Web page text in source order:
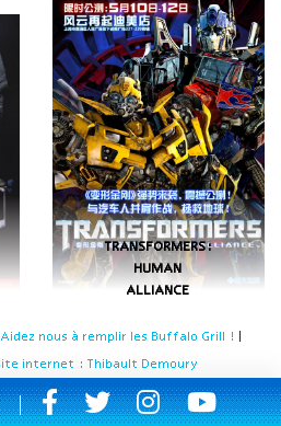
TRANSFORMERS:
HUMAN
ALLIANCE
Aidez nous à remplir les Buffalo Grill !
internet : Thibault Demoury